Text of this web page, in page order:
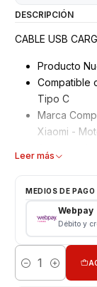
DESCRIPCIÓN
CABLE USB
Producto
Compatible
Tipo C
Marca
Xiaomi -
Cable USB
Color Blanco
Longitud 3
Leer más
MEDIOS DE PAGO
Webpay
Débito y
Cantidad